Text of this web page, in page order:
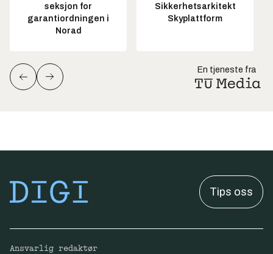
seksjon for
garantiordningen i
Norad
Sikkerhetsarkitekt
Skyplattform
En tjeneste fra
Tips oss
Ansvarlig redaktør